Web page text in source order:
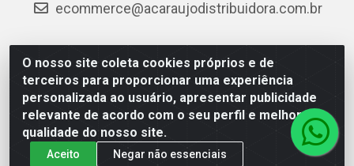
O nosso site coleta cookies próprios e de
terceiros para proporcionar uma experiência
personalizada ao usuário, apresentar publicidade
relevante de acordo com o seu perfil e melhorar a
qualidade do nosso site.
Aceito Negar não essenciais
ecommerce@acaraujodistribuidora.com.br
AC Araujo Distribuidora - Rua Carneiro de Campos, 42 -
São Cristóvão, Rio de Janeiro/RJ - CEP 20.920-410 -
CNPJ 08.744.753/0003-85